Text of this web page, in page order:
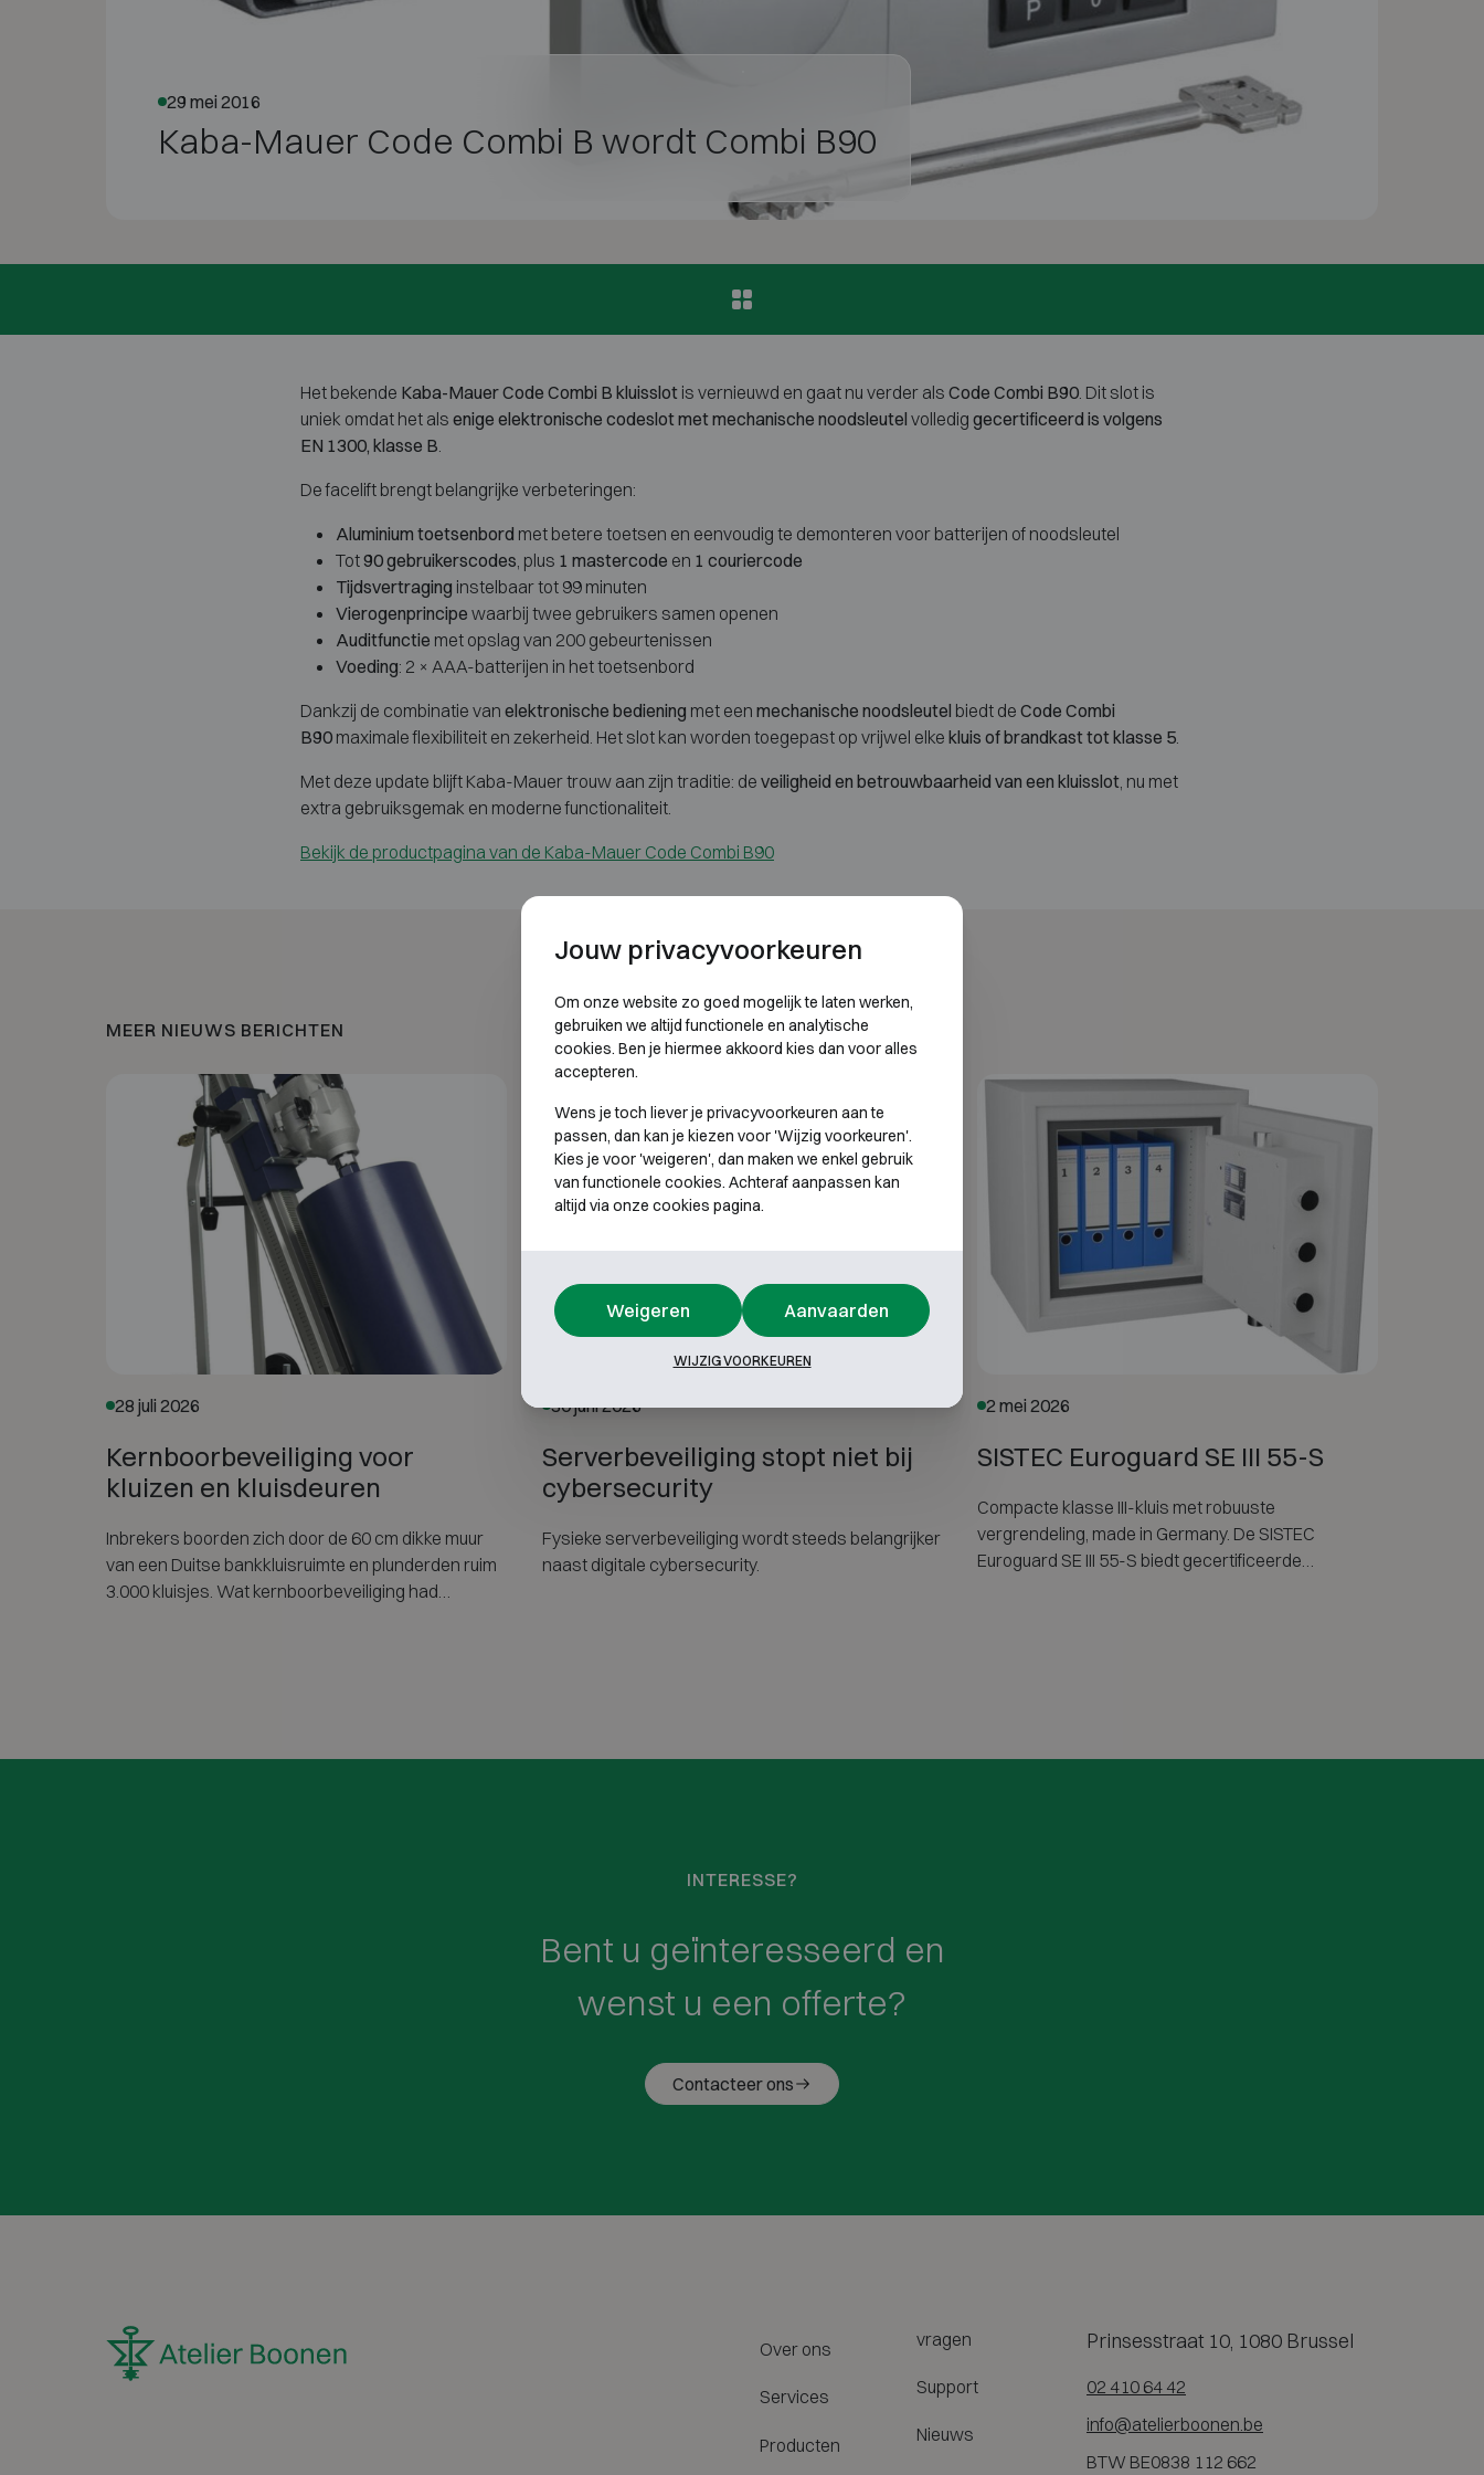
29 mei 2016
Kaba-Mauer Code Combi B wordt Combi B90
Het bekende Kaba-Mauer Code Combi B kluisslot is vernieuwd en gaat nu verder als Code Combi B90 . Dit slot is
uniek omdat het als enige elektronische codeslot met mechanische noodsleutel volledig gecertificeerd is volgens
EN 1300, klasse B
De facelift brengt belangrijke verbeteringen:
Aluminium toetsenbord met betere toetsen en eenvoudig te demonteren voor batterijen of noodsleutel
Tot90 gebruikerscodes , plus 1 mastercode en 1 couriercode
Tijdsvertraging instelbaar tot 99 minuten
Vierogenprincipe waarbij twee gebruikers samen openen
Auditfunctie met opslag van 200 gebeurtenissen
Voeding: 2 × AAA-batterijen in het toetsenbord
Dankzij de combinatie van elektronische bediening met een mechanische noodsleutel biedt de Code Combi
B90 maximale flexibiliteit en zekerheid. Het slot kan worden toegepast op vrijwel elke kluis of brandkast tot klasse 5
Met deze update blijft Kaba-Mauer trouw aan zijn traditie: de veiligheid en betrouwbaarheid van een kluisslot , nu met
extra gebruiksgemak en moderne functionaliteit.
Bekijk de productpagina van de Kaba-Mauer Code Combi B90
MEER NIEUWS BERICHTEN
28 juli 2026
Kernboorbeveiliging voor
kluizen en kluisdeuren
Inbrekers boorden zich door de 60 cm dikke muur
van een Duitse bankkluisruimte en plunderden ruim
3.000 kluisjes. Wat kernboorbeveiliging had
30 juni 2026
Serverbeveiliging stopt niet bij
cybersecurity
Fysieke serverbeveiliging wordt steeds belangrijker
naast digitale cybersecurity.
2 mei 2026
SISTEC Euroguard SE III 55-S
Compacte klasse III-kluis met robuuste
vergrendeling, made in Germany. De SISTEC
Euroguard SE III 55-S biedt gecertificeerde
INTERESSE?
Bent u geïnteresseerd en
wenst u een offerte?
Contacteer ons
Over ons
Services
Producten
vragen
Support
Nieuws
Prinsesstraat 10, 1080 Brussel
02 410 64 42
info@atelierboonen.be
BTW BE0838 112 662
Jouw privacyvoorkeuren
Om onze website zo goed mogelijk te laten werken,
gebruiken we altijd functionele en analytische
cookies. Ben je hiermee akkoord kies dan voor alles
accepteren.
Wens je toch liever je privacyvoorkeuren aan te
passen, dan kan je kiezen voor 'Wijzig voorkeuren'.
Kies je voor 'weigeren', dan maken we enkel gebruik
van functionele cookies. Achteraf aanpassen kan
altijd via onze cookies pagina.
Weigeren Aanvaarden
WIJZIG VOORKEUREN